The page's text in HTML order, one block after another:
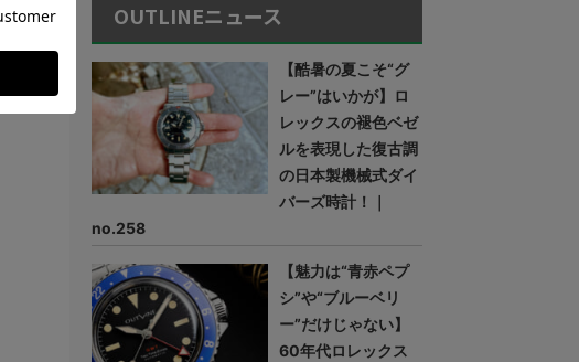
OUTLINEニュース
【酷暑の夏こそ“グ
レー”はいかが】ロ
レックスの褪色ベゼ
ルを表現した復古調
の日本製機械式ダイ
バーズ時計！｜
no.258
【魅力は“青赤ペプ
シ”や“ブルーベリ
ー”だけじゃない】
60年代ロレックス